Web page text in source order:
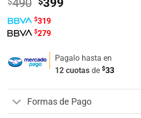
490
precio
original
era:
$490.
399
$319
$279
Pagalo hasta en
12 cuotas de $33
Formas de Pago